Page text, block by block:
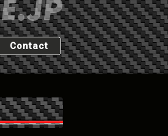
Contact